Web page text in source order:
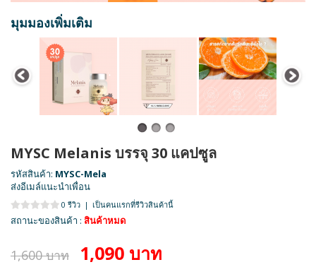
มุมมองเพิ่มเติม
MYSC Melanis บรรจุ 30 แคปซูล
รหัสสินค้า: MYSC-Mela
ส่งอีเมล์แนะนำเพื่อน
0 รีวิว | เป็นคนแรกที่รีวิวสินค้านี้
สถานะของสินค้า : สินค้าหมด
1,600 บาท 1,090 บาท